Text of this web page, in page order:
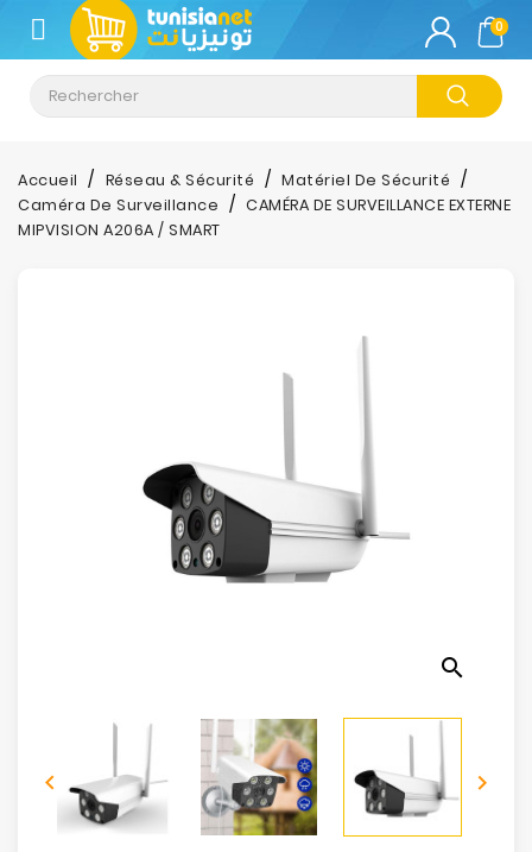
CATÉGORIE
Climatisation
Informatique
Téléphonie
Electroménager
Mobilités
0
Accueil Réseau & Sécurité
Matériel De Sécurité
Caméra De Surveillance
CAMÉRA DE SURVEILLANCE EXTERNE
MIPVISION A206A / SMART
search
 